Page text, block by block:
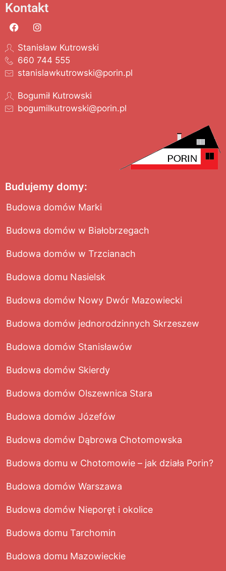
Kontakt
Stanisław Kutrowski
660 744 555
stanislawkutrowski@porin.pl
Bogumił Kutrowski
bogumilkutrowski@porin.pl
Budujemy domy:
Budowa domów Marki
Budowa domów w Białobrzegach
Budowa domów w Trzcianach
Budowa domu Nasielsk
Budowa domów Nowy Dwór Mazowiecki
Budowa domów jednorodzinnych Skrzeszew
Budowa domów Stanisławów
Budowa domów Skierdy
Budowa domów Olszewnica Stara
Budowa domów Józefów
Budowa domów Dąbrowa Chotomowska
Budowa domu w Chotomowie – jak działa Porin?
Budowa domów Warszawa
Budowa domów Nieporęt i okolice
Budowa domu Tarchomin
Budowa domu Mazowieckie